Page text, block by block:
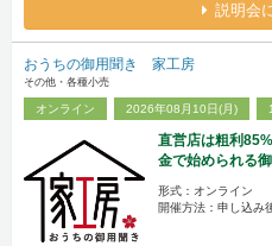
説明会
おうちの御用聞き 家工房
その他・各種小売
オンライン 2026年08月10日(月)
直営店は粗利
金で始められる
形式：オンライン
開催方法：申し込み